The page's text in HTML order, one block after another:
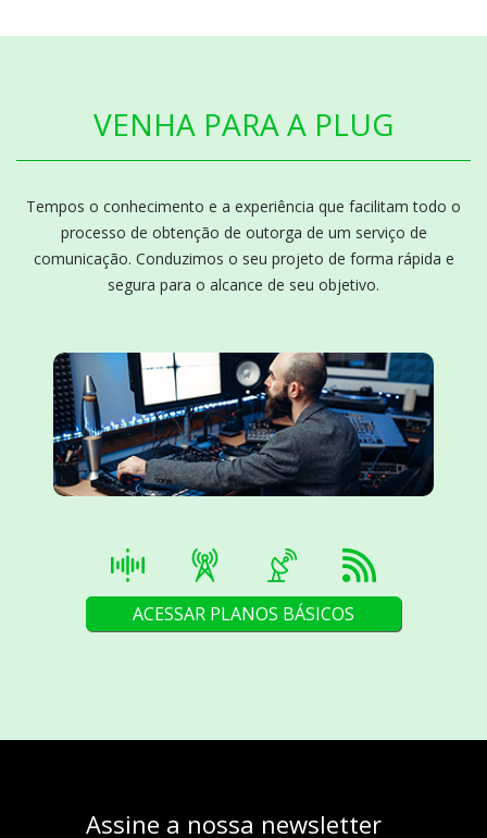
VENHA PARA A PLUG
Tempos o conhecimento e a experiência que facilitam todo o
processo de obtenção de outorga de um serviço de
comunicação. Conduzimos o seu projeto de forma rápida e
segura para o alcance de seu objetivo.
ACESSAR PLANOS BÁSICOS
Assine a nossa newsletter